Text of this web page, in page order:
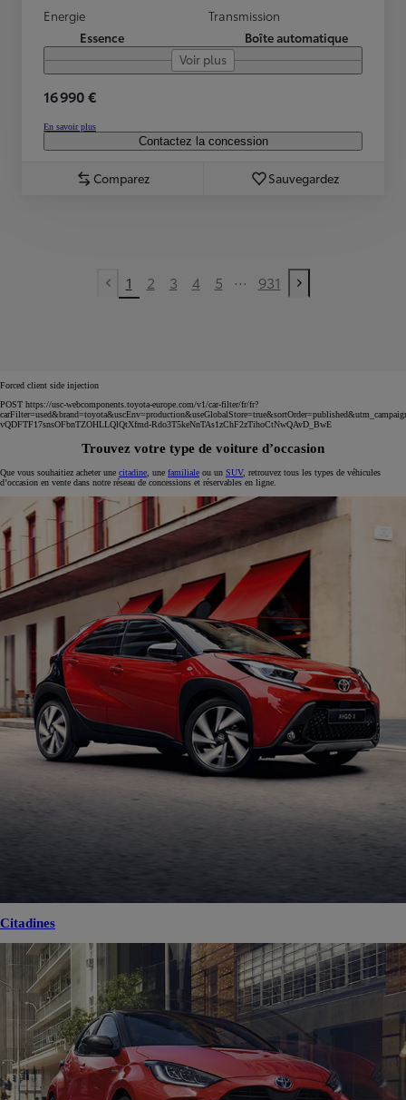
Energie
Essence
Transmission
Boîte automatique
Voir plus
16 990 €
En savoir plus
Contactez la concession
Comparez Sauvegardez
Previous page
1 2 3 4 5 ... 931
Next page
Forced client side injection
POST https://usc-webcomponents.toyota-europe.com/v1/car-filter/fr/fr?
vQDFTF17snsOFbnTZOHLLQlQtXfmd-Rdo3T5keNnTAs1zChF2zTihoCtNwQAvD_BwE
Trouvez votre type de voiture d’occasion
Que vous souhaitiez acheter une citadine , une familiale ou un SUV, retrouvez tous les types de véhicules
d’occasion en vente dans notre réseau de concessions et réservables en ligne.
Citadines